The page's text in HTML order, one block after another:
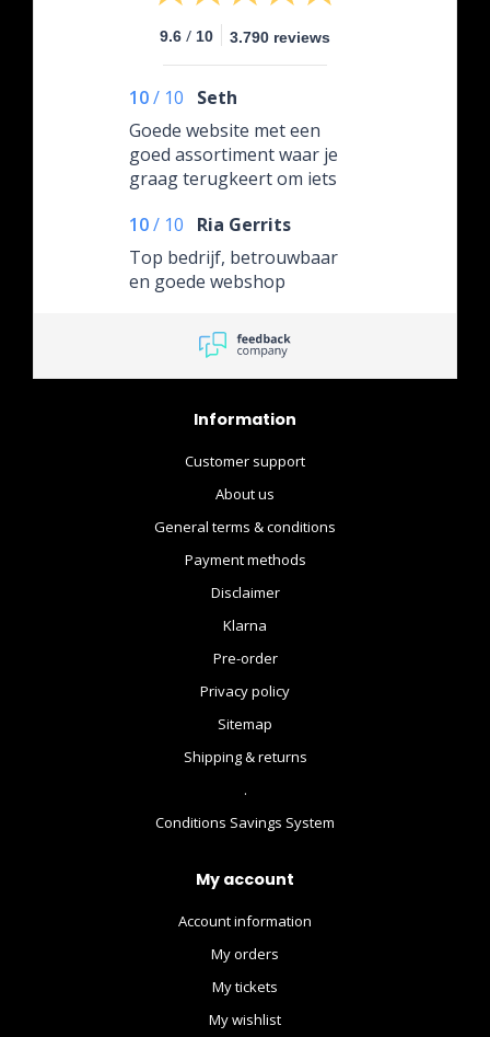
9.6 / 10 3.790 reviews
10/ 10
Seth
Goede website met een
goed assortiment waar je
graag terugkeert om iets
10/ 10
Ria Gerrits
Top bedrijf, betrouwbaar
en goede webshop
Information
Customer support
About us
General terms & conditions
Payment methods
Disclaimer
Klarna
Pre-order
Privacy policy
Sitemap
Shipping & returns
.
Conditions Savings System
My account
Account information
My orders
My tickets
My wishlist